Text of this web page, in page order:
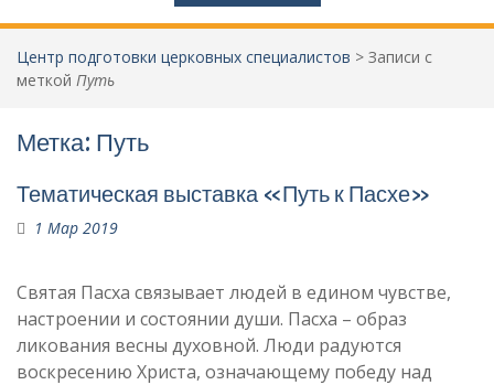
Центр подготовки церковных специалистов > Записи с
меткой Путь
Метка: Путь
Тематическая выставка «Путь к Пасхе»
1 Мар 2019
Святая Пасха связывает людей в едином чувстве,
настроении и состоянии души. Пасха – образ
ликования весны духовной. Люди радуются
воскресению Христа, означающему победу над